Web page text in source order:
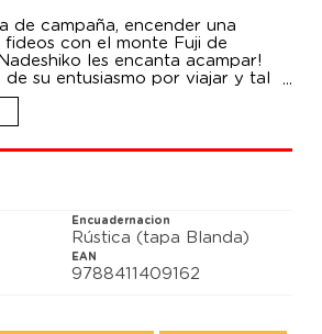
de campaña, encender una
con el monte Fuji de
les encanta acampar!
de su entusiasmo por viajar y tal
algún consejo sobre cómo vivir
así también a ti te entren ganas
Encuadernacion
Rústica (tapa Blanda)
EAN
9788411409162